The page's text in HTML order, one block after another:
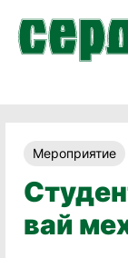
Мероприятие
вай